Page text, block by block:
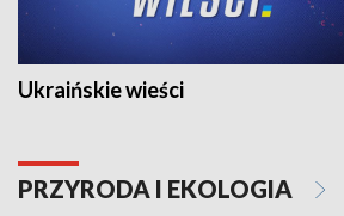
Ukraińskie wieści
PRZYRODA I EKOLOGIA